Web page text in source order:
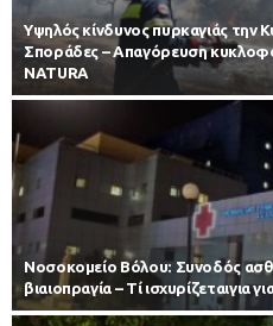
Υψηλός κίνδυνος πυρκαγιάς την
Σποράδες – Απαγόρευση
NATURA
Νοσοκομείο Βόλου: Συνοδός
βιαιοπραγία – Τί ισχυρίζεταιγια